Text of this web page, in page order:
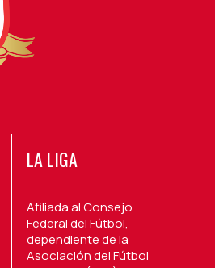
LA LIGA
Afiliada al Consejo
Federal del Fútbol,
dependiente de la
Asociación del Fútbol